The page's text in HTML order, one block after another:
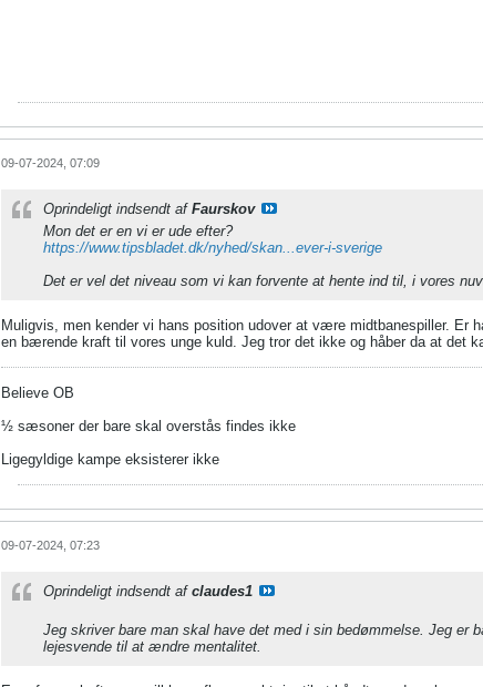
09-07-2024, 07:09
Oprindeligt indsendt af Faurskov
Mon det er en vi er ude efter?
https://www.tipsbladet.dk/nyhed/skan...ever-i-sverige
Det er vel det niveau som vi kan forvente at hente ind til, i vores
Muligvis, men kender vi hans position udover at være midtbanespiller.
en bærende kraft til vores unge kuld. Jeg tror det ikke og håber da at det
Believe OB
½ sæsoner der bare skal overstås findes ikke
Ligegyldige kampe eksisterer ikke
09-07-2024, 07:23
Oprindeligt indsendt af claudes1
Jeg skriver bare man skal have det med i sin bedømmelse. Jeg
lejesvende til at ændre mentalitet.